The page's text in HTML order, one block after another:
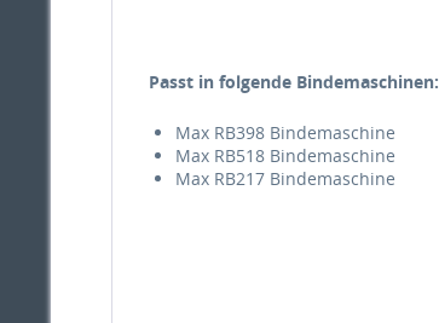
Passt in folgende Bindemaschinen:
Max RB398 Bindemaschine
Max RB518 Bindemaschine
Max RB217 Bindemaschine